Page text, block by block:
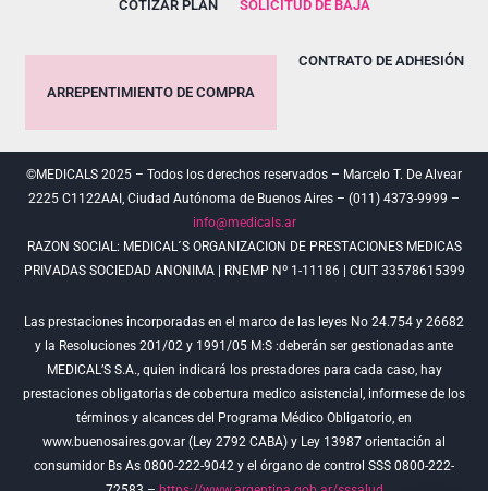
COTIZAR PLAN SOLICITUD DE BAJA
ARREPENTIMIENTO DE COMPRA
CONTRATO DE ADHESIÓN
©MEDICALS 2025 – Todos los derechos reservados – Marcelo T. De Alvear
2225 C1122AAI, Ciudad Autónoma de Buenos Aires – (011) 4373-9999 –
info@medicals.ar
RAZON SOCIAL: MEDICAL´S ORGANIZACION DE PRESTACIONES MEDICAS
PRIVADAS SOCIEDAD ANONIMA | RNEMP Nº 1-11186 | CUIT 33578615399
Las prestaciones incorporadas en el marco de las leyes No 24.754 y 26682
y la Resoluciones 201/02 y 1991/05 M:S :deberán ser gestionadas ante
MEDICAL’S S.A., quien indicará los prestadores para cada caso, hay
prestaciones obligatorias de cobertura medico asistencial, informese de los
términos y alcances del Programa Médico Obligatorio, en
www.buenosaires.gov.ar (Ley 2792 CABA) y Ley 13987 orientación al
consumidor Bs As 0800-222-9042 y el órgano de control SSS 0800-222-